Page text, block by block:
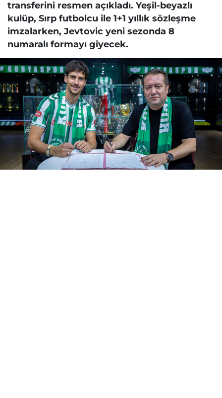
transferini resmen açıkladı. Yeşil-beyazlı
kulüp, Sırp futbolcu ile 1+1 yıllık sözleşme
imzalarken, Jevtovic yeni sezonda 8
numaralı formayı giyecek.